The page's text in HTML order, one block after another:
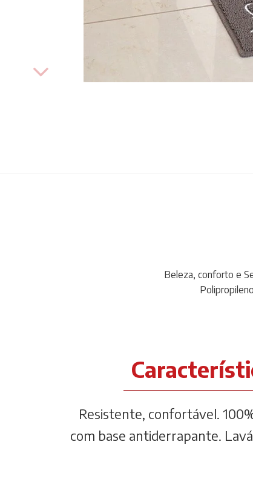
Beleza, conforto e
Resistente, confortável.
com base antiderrapante.